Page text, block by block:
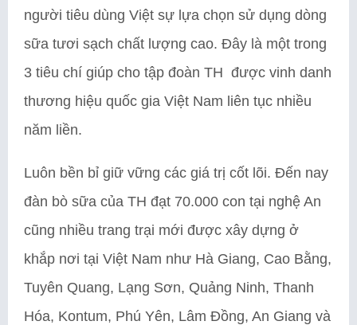
người tiêu dùng Việt sự lựa chọn sử dụng dòng
sữa tươi sạch chất lượng cao. Đây là một trong
3 tiêu chí giúp cho tập đoàn TH được vinh danh
thương hiệu quốc gia Việt Nam liên tục nhiều
năm liền.
Luôn bền bỉ giữ vững các giá trị cốt lõi. Đến nay
đàn bò sữa của TH đạt 70.000 con tại nghệ An
cũng nhiều trang trại mới được xây dựng ở
khắp nơi tại Việt Nam như Hà Giang, Cao Bằng,
Tuyên Quang, Lạng Sơn, Quảng Ninh, Thanh
Hóa, Kontum, Phú Yên, Lâm Đồng, An Giang và